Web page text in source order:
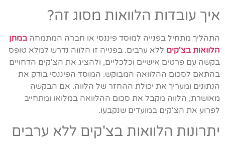
איך עובדות הלוואות מסוג זה?
התהליך מתחיל בפנייה למוסד פיננסי או חברה המתמחהבמתן
הלוואות בצ'קים ללא ערבים. בפנייה זו הלווה נדרש למלא טופס
בקשה עם פרטים אישיים וכלכליים, ולהציג את הצ'קים הדחויים
בהתאם לסכום ההלוואה המבוקש. המוסד הפיננסי בודק את
הנתונים ומעריך את יכולת ההחזר של הלווה. אם הבקשה
מאושרת, הלווה מקבל את סכום ההלוואה במלואו ומתחייב
לפרוע את הצ'קים במועדים שנקבעו.
יתרונות הלוואות בצ'קים ללא ערבים